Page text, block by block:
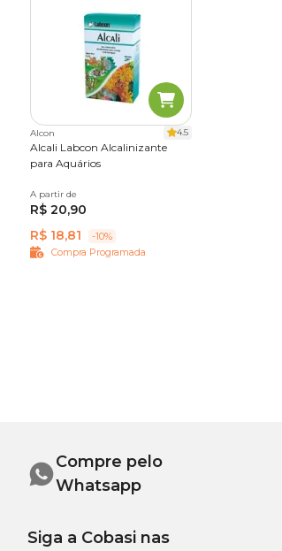
Alcon 4.5
Alcali Labcon Alcalinizante
para Aquários
15 ml
A partir de
R$ 20,90
R$ 18,81
-10%
Compra Programada
Compre pelo
Whatsapp
Siga a Cobasi nas